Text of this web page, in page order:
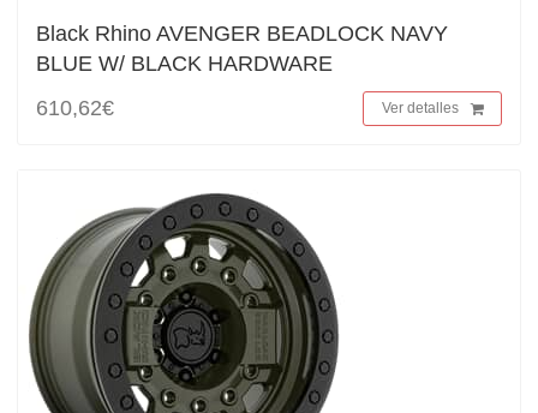
Black Rhino AVENGER BEADLOCK NAVY
BLUE W/ BLACK HARDWARE
610,62€
Ver detalles